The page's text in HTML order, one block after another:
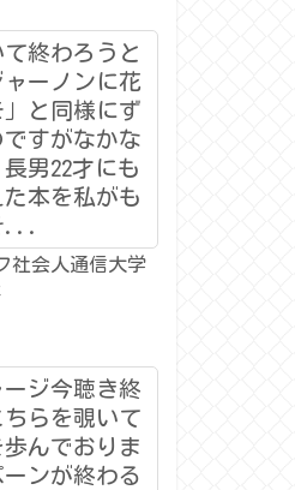
終わろうと
ーノンに花
と同様にず
すがなかな
男22才にも
本を私がも
...
社会人通信大学
ジ今聴き終
らを覗いて
んでおりま
ンが終わる